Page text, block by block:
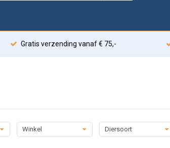
Gratis verzending vanaf € 75,-
Winkel Diersoort